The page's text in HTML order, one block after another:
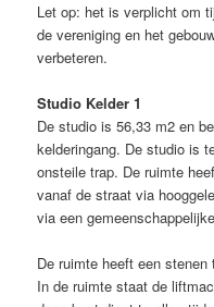
Let op: het is verplicht om
de vereniging en het
verbeteren.
Studio Kelder 1
De studio is 56,33 m2 en
kelderingang. De studio is
onsteile trap. De ruimte
vanaf de straat via
via een
De ruimte heeft een
In de ruimte staat de